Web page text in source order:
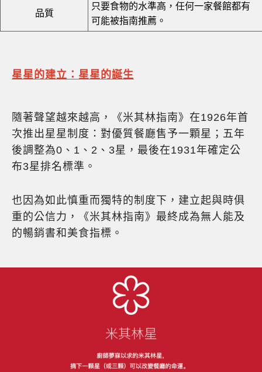
品質
只要食物的水準高，任何一家餐館都有
可能被指南推薦。
星星的建立：星星的誕生
隨著聲望越來越高，《米其林指南》在1926年首
次推出星星制度：對優質餐廳售予一顆星；五年
後調整為0、1、2、3星，最後在1931年確定公
布3星排名標準。
也因為如此慎重而獨特的制度下，建立起與時俱
重的公信力，《米其林指南》最終成為無人能及
的暢銷書和美食指標。